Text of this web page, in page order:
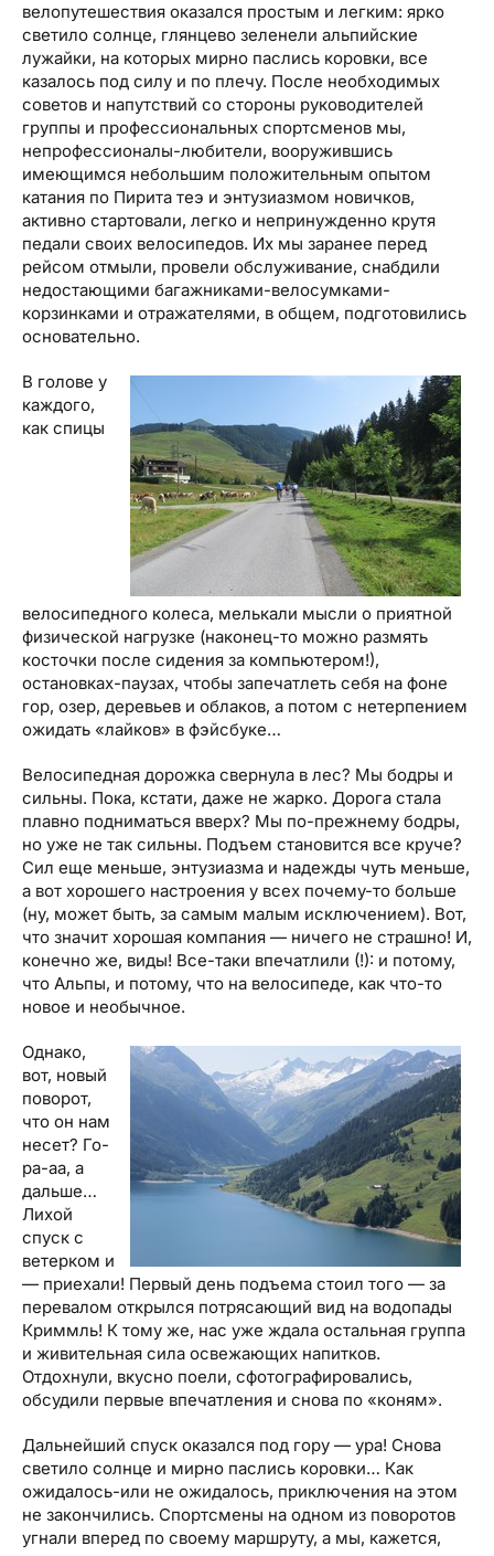
велопутешествия оказался простым и легким: ярко
светило солнце, глянцево зеленели альпийские
лужайки, на которых мирно паслись коровки, все
казалось под силу и по плечу. После необходимых
советов и напутствий со стороны руководителей
группы и профессиональных спортсменов мы,
непрофессионалы-любители, вооружившись
имеющимся небольшим положительным опытом
катания по Пирита теэ и энтузиазмом новичков,
активно стартовали, легко и непринужденно крутя
педали своих велосипедов. Их мы заранее перед
рейсом отмыли, провели обслуживание, снабдили
недостающими багажниками-велосумками-
корзинками и отражателями, в общем, подготовились
основательно.
В голове у
каждого,
как спицы
велосипедного колеса, мелькали мысли о приятной
физической нагрузке (наконец-то можно размять
косточки после сидения за компьютером!),
остановках-паузах, чтобы запечатлеть себя на фоне
гор, озер, деревьев и облаков, а потом с нетерпением
ожидать «лайков» в фэйсбуке…
Велосипедная дорожка свернула в лес? Мы бодры и
сильны. Пока, кстати, даже не жарко. Дорога стала
плавно подниматься вверх? Мы по-прежнему бодры,
но уже не так сильны. Подъем становится все круче?
Сил еще меньше, энтузиазма и надежды чуть меньше,
а вот хорошего настроения у всех почему-то больше
(ну, может быть, за самым малым исключением). Вот,
что значит хорошая компания — ничего не страшно! И,
конечно же, виды! Все-таки впечатлили (!): и потому,
что Альпы, и потому, что на велосипеде, как что-то
новое и необычное.
Однако,
вот, новый
поворот,
что он нам
несет? Го-
ра-аа, а
дальше…
Лихой
спуск с
ветерком и
— приехали! Первый день подъема стоил того — за
перевалом открылся потрясающий вид на водопады
Криммль! К тому же, нас уже ждала остальная группа
и живительная сила освежающих напитков.
Отдохнули, вкусно поели, сфотографировались,
обсудили первые впечатления и снова по «коням».
Дальнейший спуск оказался под гору — ура! Снова
светило солнце и мирно паслись коровки… Как
ожидалось-или не ожидалось, приключения на этом
не закончились. Спортсмены на одном из поворотов
угнали вперед по своему маршруту, а мы, кажется,